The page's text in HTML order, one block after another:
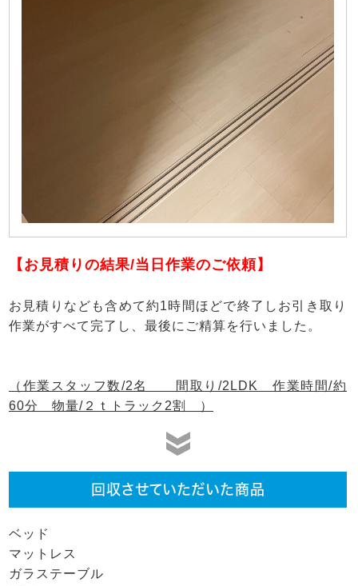
【お見積りの結果/当日作業のご依頼】
お見積りなども含めて約1時間ほどで終了しお引き取り
作業がすべて完了し、最後にご精算を行いました。
（作業スタッフ数/2名 間取り/2LDK 作業時間/約
60分 物量/２ｔトラック2割 ）
回収させていただいた商品
ベッド
マットレス
ガラステーブル